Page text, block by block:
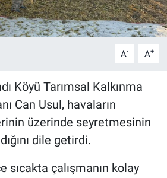
A- A+
Köyü Tarımsal Kalkınma
Can Usul, havaların
üzerinde seyretmesinin
dile getirdi.
sıcakta çalışmanın kolay